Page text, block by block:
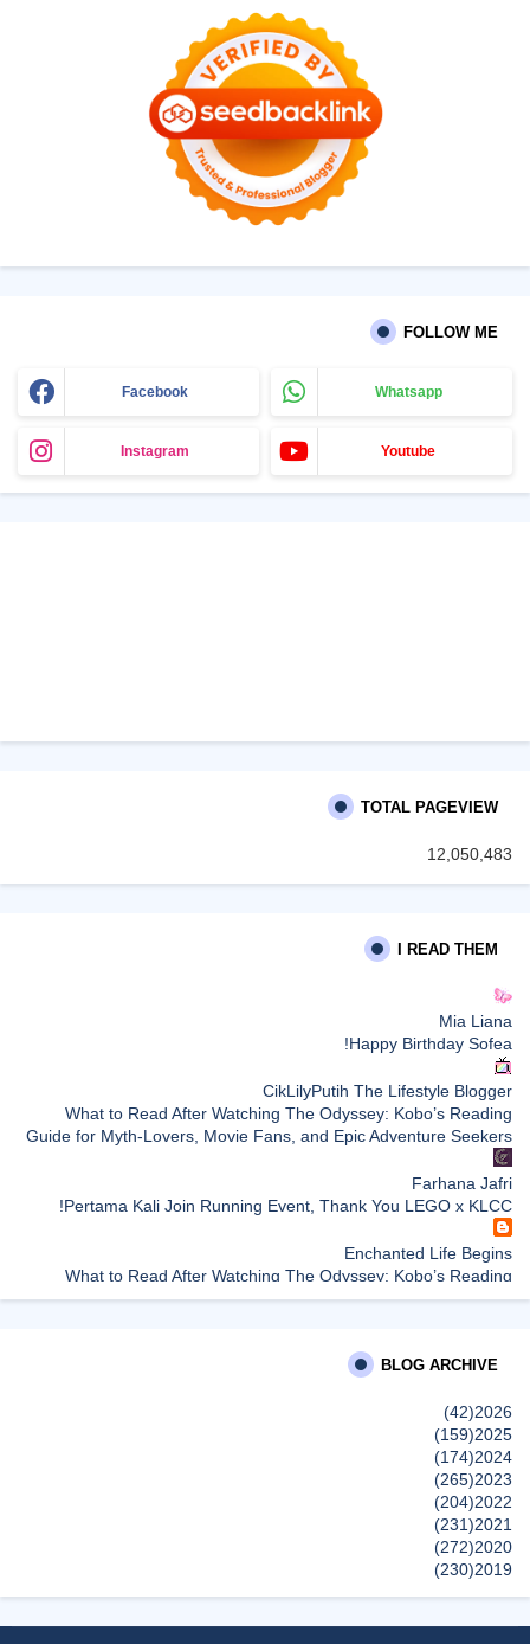
FOLLOW ME
Facebook Whatsapp
Instagram Youtube
TOTAL PAGEVIEW
12,050,483
I READ THEM
Mia Liana
Happy Birthday Sofea!
CikLilyPutih The Lifestyle Blogger
What to Read After Watching The Odyssey: Kobo’s Reading
Guide for Myth-Lovers, Movie Fans, and Epic Adventure Seekers
Farhana Jafri
Pertama Kali Join Running Event, Thank You LEGO x KLCC!
Enchanted Life Begins
What to Read After Watching The Odyssey: Kobo’s Reading
Guide for Myth-Lovers, Movie Fans, and Epic Adventure Seekers
What to Read After Watching The Odyssey: Kobo’s Reading
إظهار الكل
BLOG ARCHIVE
2026
(42)
2025
(159)
2024
(174)
2023
(265)
2022
(204)
2021
(231)
2020
(272)
2019
(230)